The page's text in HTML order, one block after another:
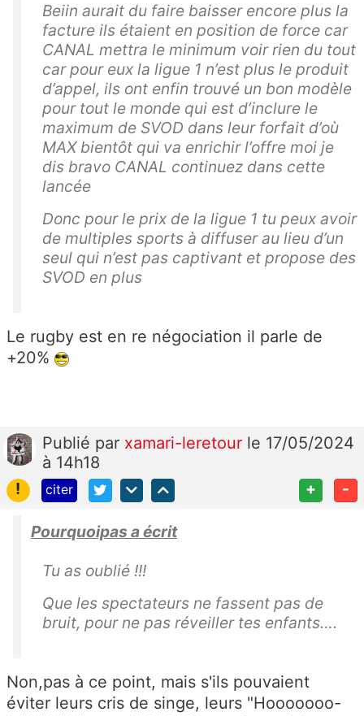
Beiin aurait du faire baisser encore plus la
facture ils étaient en position de force car
CANAL mettra le minimum voir rien du tout
car pour eux la ligue 1 n’est plus le produit
d’appel, ils ont enfin trouvé un bon modèle
pour tout le monde qui est d’inclure le
maximum de SVOD dans leur forfait d’où
MAX bientôt qui va enrichir l’offre moi je
dis bravo CANAL continuez dans cette
lancée
Donc pour le prix de la ligue 1 tu peux avoir
de multiples sports à diffuser au lieu d’un
seul qui n’est pas captivant et propose des
SVOD en plus
Le rugby est en re négociation il parle de
+20%
Publié par xamari-leretour le 17/05/2024
à 14h18
!
citer + -
Pourquoipas a écrit
Tu as oublié !!!
Que les spectateurs ne fassent pas de
bruit, pour ne pas réveiller tes enfants….
Non,pas à ce point, mais s'ils pouvaient
éviter leurs cris de singe, leurs "Hooooooo-